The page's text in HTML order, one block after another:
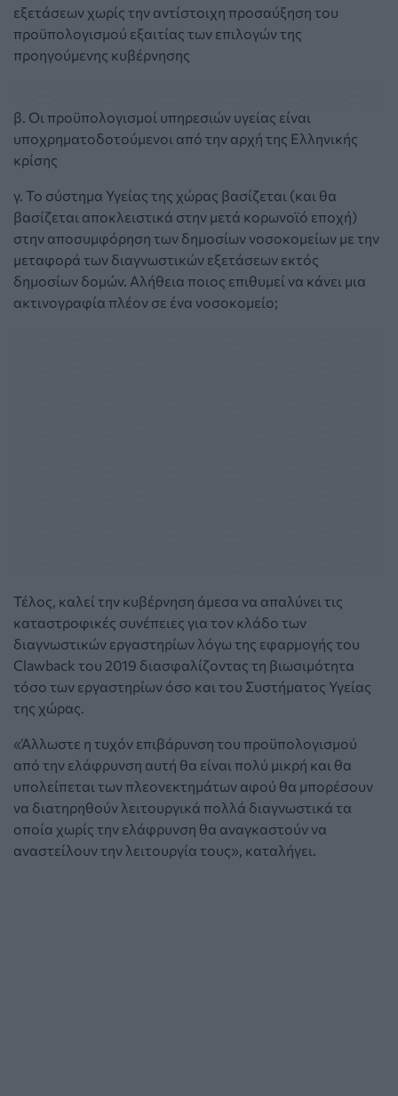
εξετάσεων χωρίς την αντίστοιχη προσαύξηση του
προϋπολογισμού εξαιτίας των επιλογών της
προηγούμενης κυβέρνησης
β. Οι προϋπολογισμοί υπηρεσιών υγείας είναι
υποχρηματοδοτούμενοι από την αρχή της Ελληνικής
κρίσης
γ. Το σύστημα Υγείας της χώρας βασίζεται (και θα
βασίζεται αποκλειστικά στην μετά κορωνοϊό εποχή)
στην αποσυμφόρηση των δημοσίων νοσοκομείων με την
μεταφορά των διαγνωστικών εξετάσεων εκτός
δημοσίων δομών. Αλήθεια ποιος επιθυμεί να κάνει μια
ακτινογραφία πλέον σε ένα νοσοκομείο;
Τέλος, καλεί την κυβέρνηση άμεσα να απαλύνει τις
καταστροφικές συνέπειες για τον κλάδο των
διαγνωστικών εργαστηρίων λόγω της εφαρμογής του
Clawback του 2019 διασφαλίζοντας τη βιωσιμότητα
τόσο των εργαστηρίων όσο και του Συστήματος Υγείας
της χώρας.
«Άλλωστε η τυχόν επιβάρυνση του προϋπολογισμού
από την ελάφρυνση αυτή θα είναι πολύ μικρή και θα
υπολείπεται των πλεονεκτημάτων αφού θα μπορέσουν
να διατηρηθούν λειτουργικά πολλά διαγνωστικά τα
οποία χωρίς την ελάφρυνση θα αναγκαστούν να
αναστείλουν την λειτουργία τους», καταλήγει.